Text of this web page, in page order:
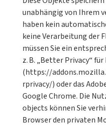
unabhängig von Ihrem
haben kein
keine Verarbeitung der
müssen Sie ein
z. B. „Better Privacy“
(https://
rprivacy/) oder das
Google Chrome. Die
objects können Sie
Browser den privaten